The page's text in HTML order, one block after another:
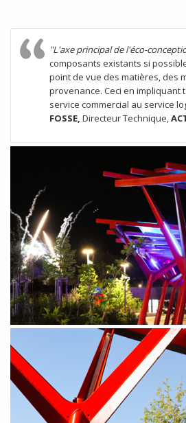
"L'axe principal de l'éco-
composants existants si
point de vue des matières, des
provenance. Ceci en impliquant
service commercial au service
FOSSE, Directeur Technique,